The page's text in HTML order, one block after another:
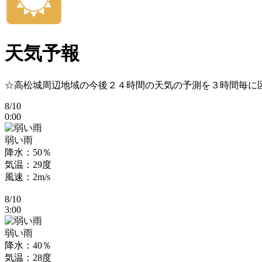
天気予報
☆高松城周辺地域の今後２４時間の天気の予測を３時間毎に
8/10
0:00
弱い雨
降水：50％
気温：29度
風速：2m/s
8/10
3:00
弱い雨
降水：40％
気温：28度